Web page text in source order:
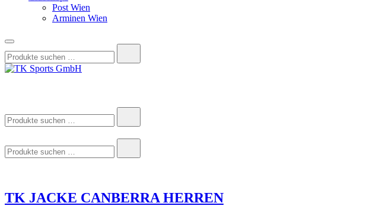
Post Wien
Arminen Wien
nach:
nach:
nach:
TK JACKE CANBERRA HERREN